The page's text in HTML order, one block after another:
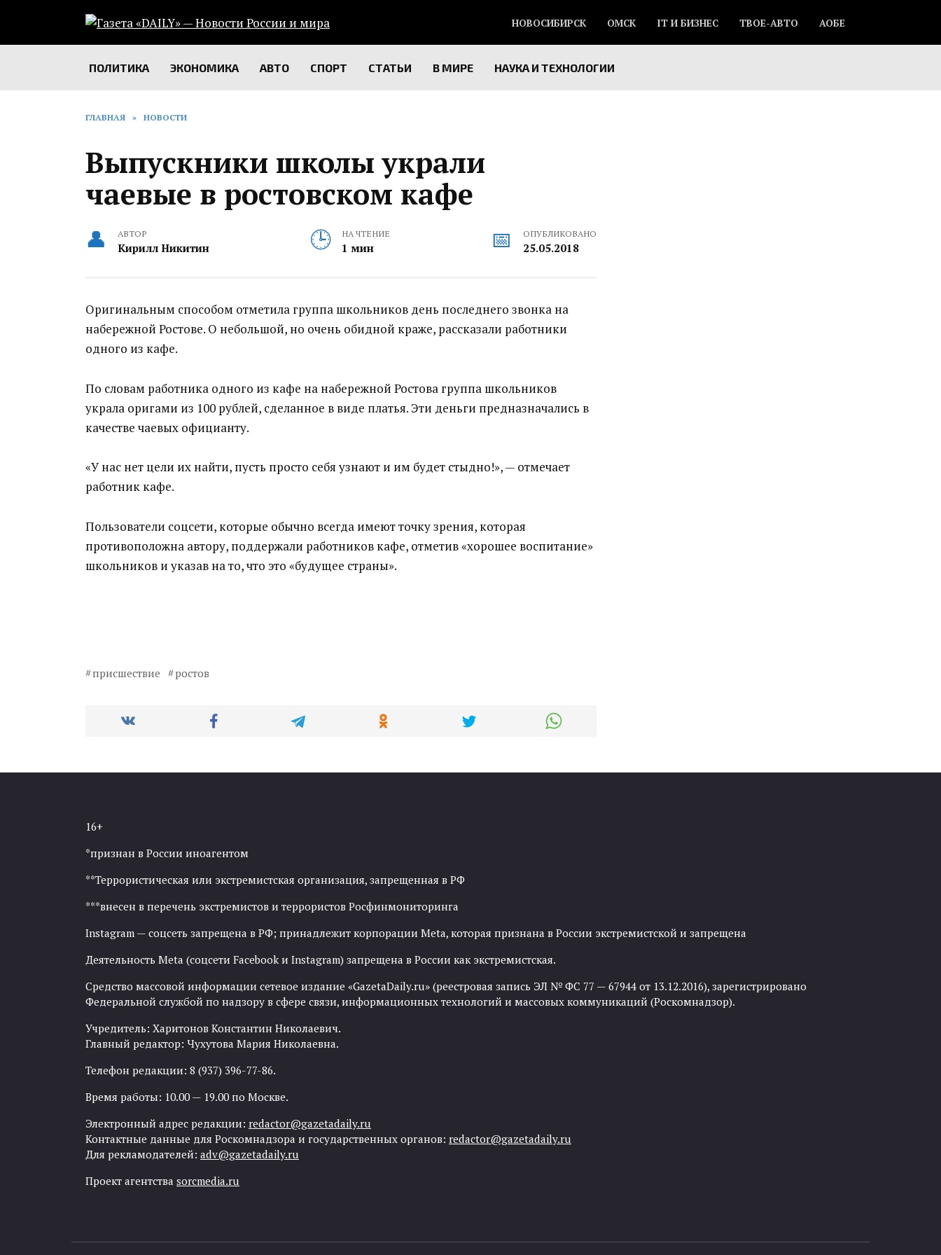
содержанию
НОВОСИБИРСК ОМСК IT И БИЗНЕС ТВОЕ-АВТО АОБЕ
ПОЛИТИКА ЭКОНОМИКА АВТО СПОРТ СТАТЬИ В МИРЕ НАУКА И ТЕХНОЛОГИИ
ГЛАВНАЯ » НОВОСТИ
Выпускники школы украли
чаевые в ростовском кафе
АВТОР
Кирилл Никитин
НА ЧТЕНИЕ
1 мин
ОПУБЛИКОВАНО
25.05.2018
Оригинальным способом отметила группа школьников день последнего звонка на
набережной Ростове. О небольшой, но очень обидной краже, рассказали работники
одного из кафе.
По словам работника одного из кафе на набережной Ростова группа школьников
украла оригами из 100 рублей, сделанное в виде платья. Эти деньги предназначались в
качестве чаевых официанту.
«У нас нет цели их найти, пусть просто себя узнают и им будет стыдно!», — отмечает
работник кафе.
Пользователи соцсети, которые обычно всегда имеют точку зрения, которая
противоположна автору, поддержали работников кафе, отметив «хорошее воспитание»
школьников и указав на то, что это «будущее страны».
присшествие ростов
16+
*признан в России иноагентом
**Террористическая или экстремистская организация, запрещенная в РФ
***внесен в перечень экстремистов и террористов Росфинмониторинга
Instagram — соцсеть запрещена в РФ; принадлежит корпорации Meta, которая признана в России экстремистской и запрещена
Деятельность Meta (соцсети Facebook и Instagram) запрещена в России как экстремистская.
Средство массовой информации сетевое издание «GazetaDaily.ru» (реестровая запись ЭЛ № ФС 77 — 67944 от 13.12.2016), зарегистрировано
Федеральной службой по надзору в сфере связи, информационных технологий и массовых коммуникаций (Роскомнадзор).
Учредитель: Харитонов Константин Николаевич.
Главный редактор: Чухутова Мария Николаевна.
Телефон редакции: 8 (937) 396-77-86.
Время работы: 10.00 — 19.00 по Москве.
Электронный адрес редакции: redactor@gazetadaily.ru
Контактные данные для Роскомнадзора и государственных органов: redactor@gazetadaily.ru
Для рекламодателей: adv@gazetadaily.ru
Проект агентства sorcmedia.ru